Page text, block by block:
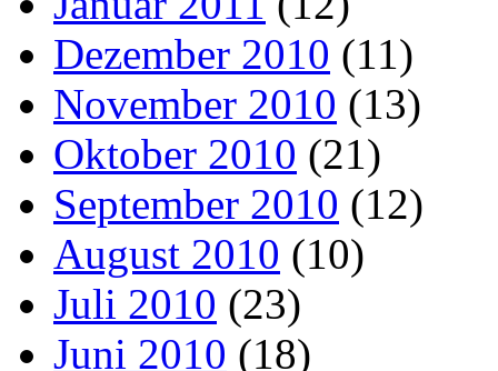
Dezember 2010 (11)
November 2010 (13)
Oktober 2010 (21)
September 2010 (12)
August 2010 (10)
Juli 2010 (23)
Juni 2010 (18)